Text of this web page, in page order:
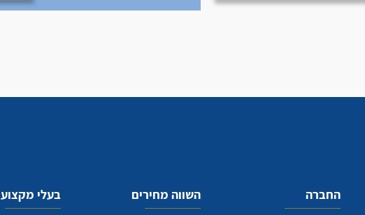
החברה השווה מחירים בעלי מקצוע